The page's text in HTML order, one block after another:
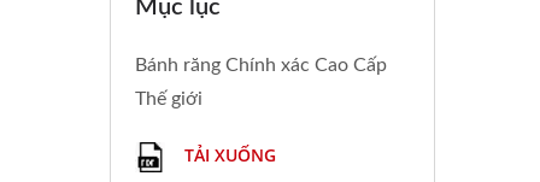
Mục lục
Bánh răng Chính xác Cao Cấp
Thế giới
TẢI XUỐNG